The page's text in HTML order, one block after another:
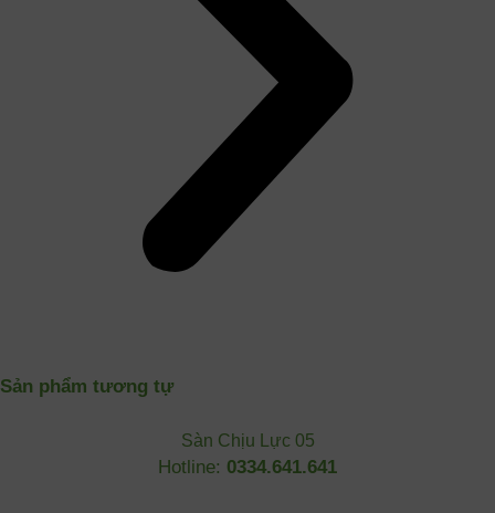
Sản phẩm tương tự
Sàn Chịu Lực 05
Hotline: 0334.641.641
Tên người dùng hoặc địa chỉ email
Ghi nhớ đăng nhập
Lost your password?